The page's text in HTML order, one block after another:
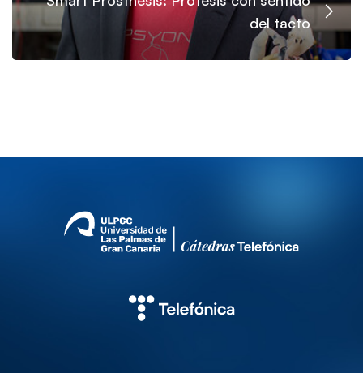
del tacto